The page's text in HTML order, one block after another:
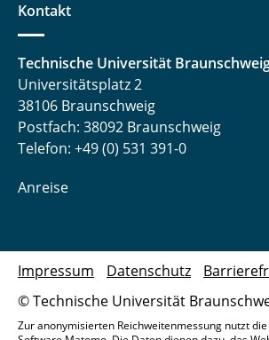
Kontakt
Technische Universität
Universitätsplatz 2
38106 Braunschweig
Postfach: 38092 Braunschweig
Telefon: +49 (0) 531 391-0
Anreise
© Technische Universität
Impressum Datenschutz
Zur anonymisierten Reichweitenmessung nutzt